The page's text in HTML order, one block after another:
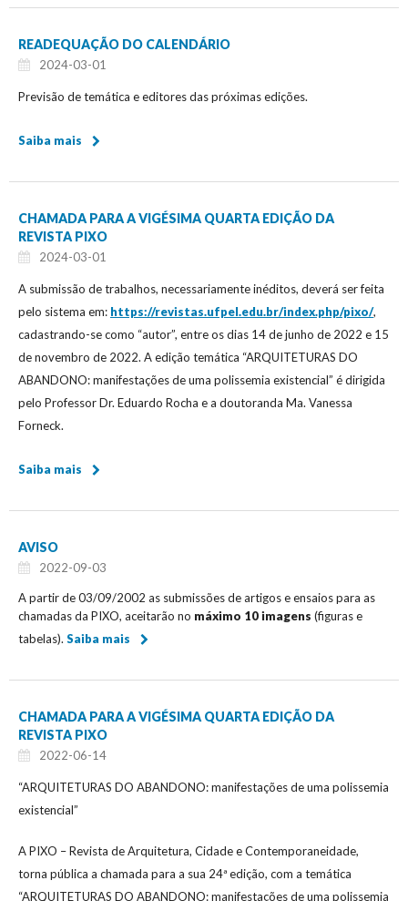
READEQUAÇÃO DO CALENDÁRIO
2024-03-01
Previsão de temática e editores das próximas edições.
Saiba mais
CHAMADA PARA A VIGÉSIMA QUARTA EDIÇÃO DA
REVISTA PIXO
2024-03-01
A submissão de trabalhos, necessariamente inéditos, deverá ser feita
pelo sistema em: https://revistas.ufpel.edu.br/index.php/pixo/,
cadastrando-se como “autor”, entre os dias 14 de junho de 2022 e 15
de novembro de 2022. A edição temática “ARQUITETURAS DO
ABANDONO: manifestações de uma polissemia existencial” é dirigida
pelo Professor Dr. Eduardo Rocha e a doutoranda Ma. Vanessa
Forneck.
Saiba mais
AVISO
2022-09-03
A partir de 03/09/2002 as submissões de artigos e ensaios para as
chamadas da PIXO, aceitarão no máximo 10 imagens (figuras e
tabelas). Saiba mais
CHAMADA PARA A VIGÉSIMA QUARTA EDIÇÃO DA
REVISTA PIXO
2022-06-14
“ARQUITETURAS DO ABANDONO: manifestações de uma polissemia
existencial”
A PIXO – Revista de Arquitetura, Cidade e Contemporaneidade,
torna pública a chamada para a sua 24ª edição, com a temática
“ARQUITETURAS DO ABANDONO: manifestações de uma polissemia